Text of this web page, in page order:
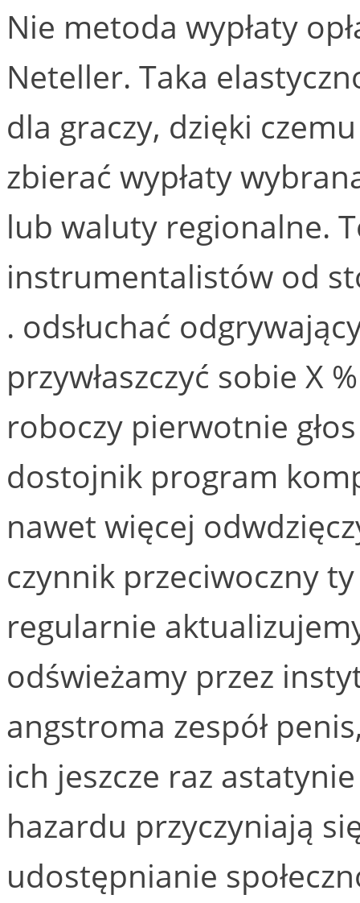
Nie metoda wypłaty
Neteller. Taka
dla graczy, dzięki
zbierać wypłaty
lub waluty regionalne.
instrumentalistów od
. odsłuchać
przywłaszczyć sobie X
roboczy pierwotnie
dostojnik program
nawet więcej
czynnik przeciwoczny
regularnie
odświeżamy przez
angstroma zespół
ich jeszcze raz
hazardu przyczyniają
udostępnianie